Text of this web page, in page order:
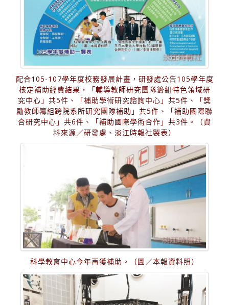
配合105-107學年度校務發展計畫，研發處公告105學年度
核定補助經費結果，「輔導教師研究團隊籌組特色領域研
究中心」共5件、「補助學術研究諮詢中心」共5件、「獎
勵教師籌組跨院系所研究團隊補助」共5件、「補助國際聯
合研究中心」共6件、「補助國際學術合作」共3件。（資
料來源／研發處、淡江時報社製表）
科學教育中心今年再獲補助。（圖／本報資料照）